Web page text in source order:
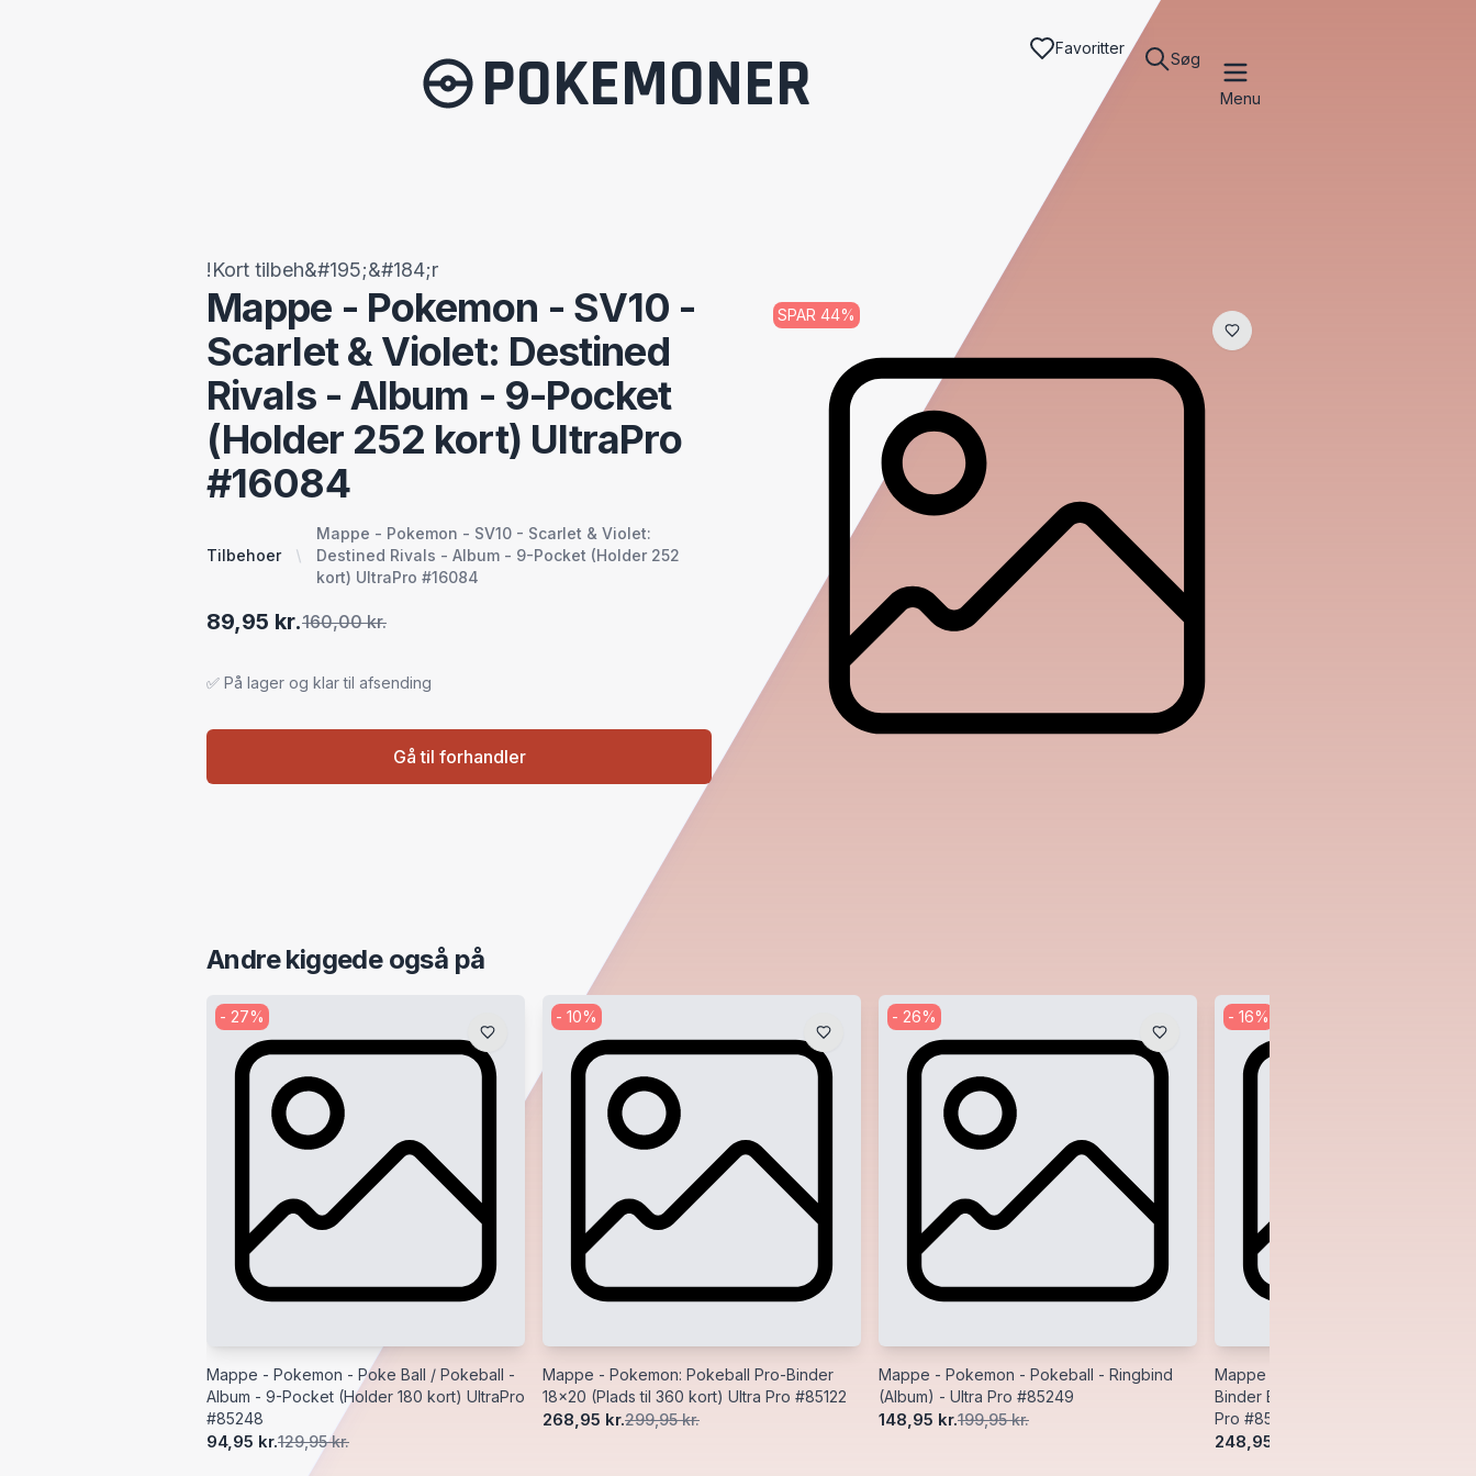
POKEMONER Favoritter
Søg
Menu
!Kort tilbeh&#195;&#184;r
Mappe - Pokemon - SV10 -
Scarlet & Violet: Destined
Rivals - Album - 9-Pocket
(Holder 252 kort) UltraPro
#16084
Tilbehoer
Mappe - Pokemon - SV10 - Scarlet & Violet:
Destined Rivals - Album - 9-Pocket (Holder 252
kort) UltraPro #16084
89,95 kr.160,00 kr.
✅ På lager og klar til afsending
Gå til forhandler
SPAR 44%
Andre kiggede også på
- 27%
Mappe - Pokemon - Poke Ball / Pokeball -
Album - 9-Pocket (Holder 180 kort) UltraPro
#85248
94,95 kr.129,95 kr.
- 10%
Mappe - Pokemon: Pokeball Pro-Binder
18x20 (Plads til 360 kort) Ultra Pro #85122
268,95 kr.299,95 kr.
- 26%
Mappe - Pokemon - Pokeball - Ringbind
(Album) - Ultra Pro #85249
148,95 kr.199,95 kr.
- 16%
Mappe - Pokemon: Pokeball
Binder EX 18x20 (Plads til 360 kort)
Pro #85316
248,95 kr.